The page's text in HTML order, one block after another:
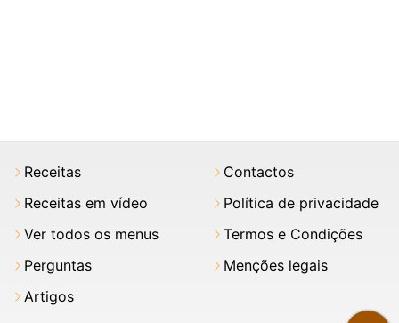
Receitas
Receitas em vídeo
Ver todos os menus
Perguntas
Artigos
Contactos
Política de privacidade
Termos e Condições
Menções legais